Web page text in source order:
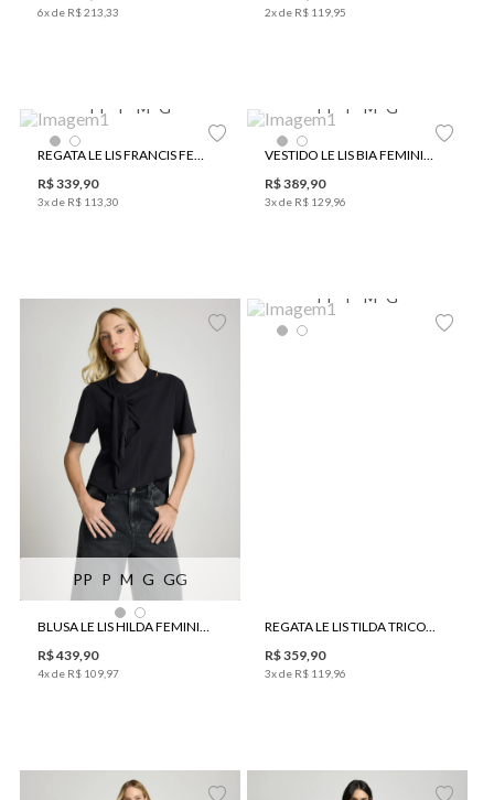
6x de R$213 33 2x de R$ 119 95
PP P M G
REGATA LE LIS FRANCIS FEMININA
R$339 90
3x de R$ 113 30
PP P M G
VESTIDO LE LIS BIA FEMININO
R$389 90
3x de R$ 129 96
PP P M G GG
BLUSA LE LIS HILDA FEMININA
R$439 90
4x de R$ 109 97
PP P M G
REGATA LE LIS TILDA TRICOT FEMININA
R$359 90
3x de R$ 119 96